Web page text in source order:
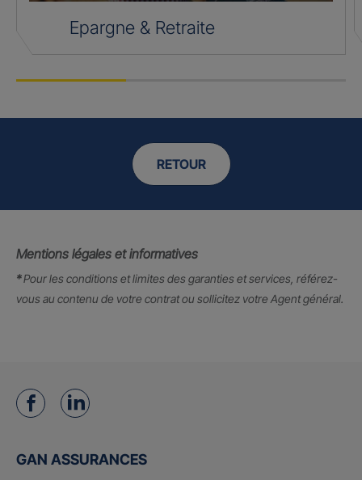
Epargne & Retraite
RETOUR
Mentions légales et informatives
*Pour les conditions et limites des garanties et services, référez-
vous au contenu de votre contrat ou sollicitez votre Agent général.
GAN ASSURANCES